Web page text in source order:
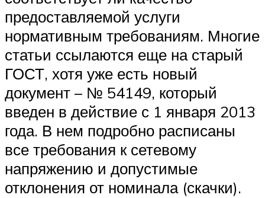
предоставляемой услуги
нормативным требованиям. Многие
статьи ссылаются еще на старый
ГОСТ, хотя уже есть новый
документ – № 54149, который
введен в действие с 1 января 2013
года. В нем подробно расписаны
все требования к сетевому
напряжению и допустимые
отклонения от номинала (скачки).